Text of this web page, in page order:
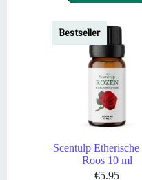
Bestseller
Scentulp
Roos 10 ml
€5.95